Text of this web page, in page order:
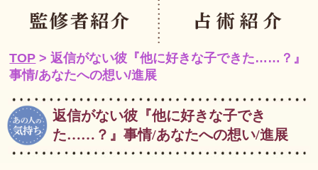
TOP > 返信がない彼『他に好きな子できた……？』
事情/あなたへの想い/進展
返信がない彼『他に好きな子でき
た……？』事情/あなたへの想い/進展